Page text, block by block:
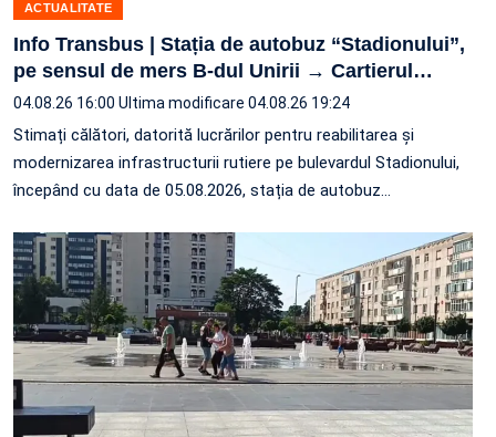
ACTUALITATE
Info Transbus | Stația de autobuz “Stadionului”,
pe sensul de mers B-dul Unirii → Cartierul …
04.08.26 16:00 Ultima modificare 04.08.26 19:24
Stimați călători, datorită lucrărilor pentru reabilitarea și
modernizarea infrastructurii rutiere pe bulevardul Stadionului,
începând cu data de 05.08.2026, stația de autobuz…